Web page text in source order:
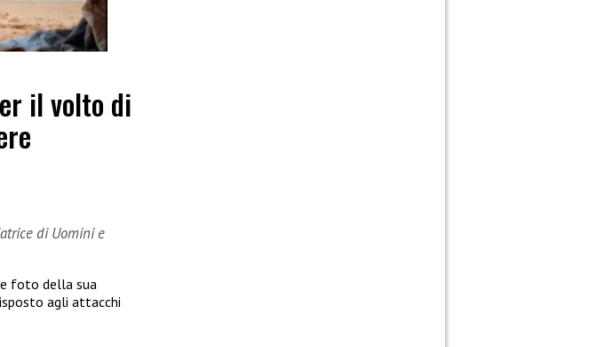
il volto di
di Uomini e
foto della sua
agli attacchi